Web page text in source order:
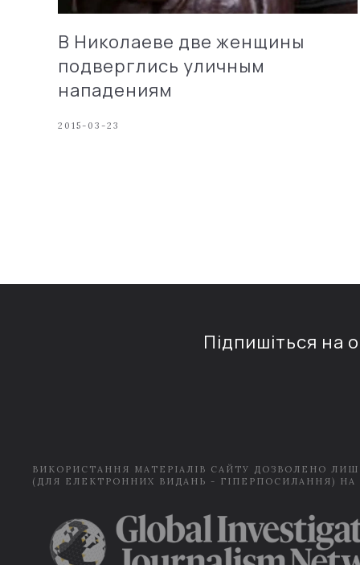
В Николаеве две женщины
подверглись уличным
нападениям
2015-03-23
Підпишіться на
ВИКОРИСТАННЯ МАТЕРІАЛІВ САЙТУ ДОЗВОЛЕНО
(ДЛЯ ЕЛЕКТРОННИХ ВИДАНЬ - ГІПЕРПОСИЛАННЯ) НА